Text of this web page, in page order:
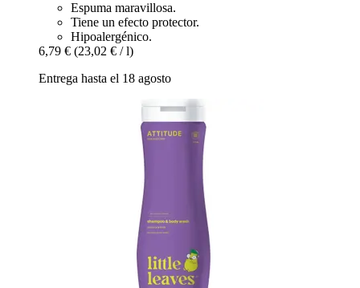
Espuma maravillosa.
Tiene un efecto protector.
Hipoalergénico.
6,79 € (23,02 € / l)
Entrega hasta el 18 agosto